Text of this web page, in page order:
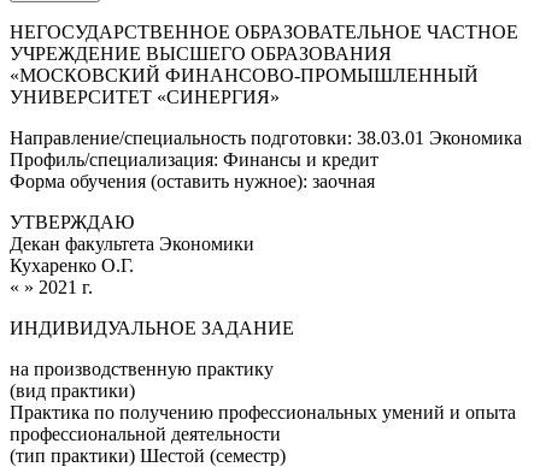
НЕГОСУДАРСТВЕННОЕ ОБРАЗОВАТЕЛЬНОЕ ЧАСТНОЕ
УЧРЕЖДЕНИЕ ВЫСШЕГО ОБРАЗОВАНИЯ
«МОСКОВСКИЙ ФИНАНСОВО-ПРОМЫШЛЕННЫЙ
УНИВЕРСИТЕТ «СИНЕРГИЯ»
Направление/специальность подготовки: 38.03.01 Экономика
Профиль/специализация: Финансы и кредит
Форма обучения (оставить нужное): заочная
УТВЕРЖДАЮ
Декан факультета Экономики
Кухаренко О.Г.
« » 2021 г.
ИНДИВИДУАЛЬНОЕ ЗАДАНИЕ
на производственную практику
(вид практики)
Практика по получению профессиональных умений и опыта
профессиональной деятельности
(тип практики) Шестой (семестр)